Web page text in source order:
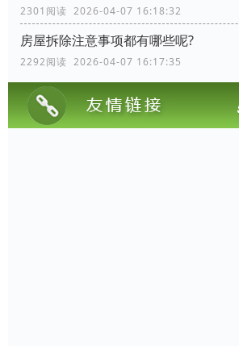
2301阅读 2026-04-07 16:18:32
房屋拆除注意事项都有哪些呢?
2292阅读 2026-04-07 16:17:35